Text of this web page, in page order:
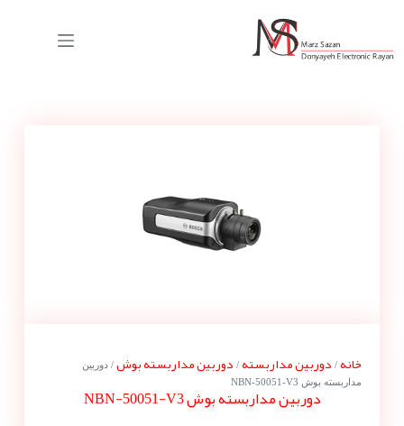
خانه/ دوربین مداربسته/ دوربین مداربسته بوش/ دوربین
مداربسته بوش NBN-50051-V3
دوربین مداربسته بوش NBN-50051-V3